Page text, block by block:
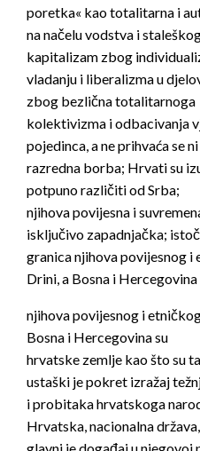
poretka« kao totalitarna i
na načelu vodstva i
kapitalizam zbog
vladanju i liberalizma u
zbog bezlična totalitarnoga
kolektivizma i odbacivanja
pojedinca, a ne prihvaća se ni
razredna borba; Hrvati su
potpuno različiti od Srba;
njihova povijesna i
isključivo zapadnjačka;
granica njihova povijesnog i
Drini, a Bosna i
njihova povijesnog i
Bosna i Hercegovina su
hrvatske zemlje kao što su
ustaški je pokret izražaj
i probitaka hrvatskoga
Hrvatska, nacionalna država,